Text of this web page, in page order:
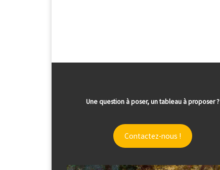
Une question à poser, un tableau à proposer ?
Contactez-nous !